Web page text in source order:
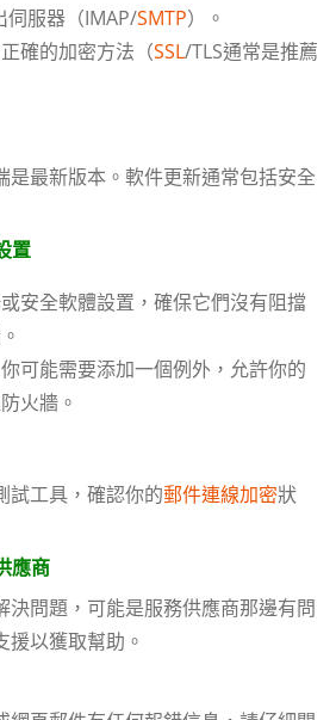
伺服器（IMAP/SMTP）。
確的加密方法（SSL/TLS通常是推薦
最新版本。軟件更新通常包括安全
置
安全軟體設置，確保它們沒有阻擋
可能需要添加一個例外，允許你的
火牆。
試工具，確認你的郵件連線加密狀
應商
決問題，可能是服務供應商那邊有問
以獲取幫助。